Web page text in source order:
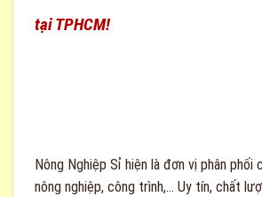
tại TPHCM!
Nông Nghiệp Sỉ hiện là đơn vị phân phối
nông nghiệp, công trình,… Uy tín, chất